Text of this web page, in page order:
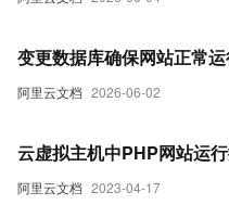
阿里云文档 2026-06-02
变更数据库确保网站正常
阿里云文档 2023-04-17
云虚拟主机中PHP网站运